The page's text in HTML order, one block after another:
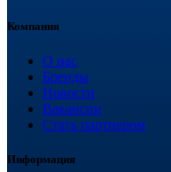
Компания
О нас
Бренды
Новости
Вакансии
Стать партнером
Информация